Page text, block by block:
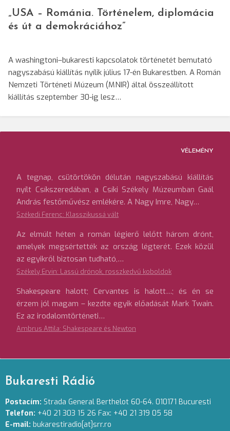
„USA – Románia. Történelem, diplomácia
és út a demokráciához”
A washingtoni–bukaresti kapcsolatok történetét bemutató
nagyszabású kiállítás nyílik július 17-én Bukarestben. A Román
Nemzeti Történeti Múzeum (MNIR) által összeállított
kiállítás szeptember 30-ig lesz…
VÉLEMÉNY
A tegnap, csütörtökön délután nagyszabású kiállítás
nyílt Csíkszeredában, a Csíki Székely Múzeumban Gaál
András festőművész emlékére. A Nagy Imre, Nagy…
Székedi Ferenc: Klasszikussá vált
Az elmúlt héten a román légierő lelőtt három drónt,
amelyek megsértették az ország légterét. Ezek közül
az egyikről biztosan tudható,…
Székely Ervin: Lassú drónok, rosszkedvű koboldok
Shakespeare halott; Cervantes is halott…; és én se
érzem jól magam – kezdte egyik előadását Mark Twain.
Ez az irodalomtörténeti…
Ambrus Attila: Shakespeare és Newton
Bukaresti Rádió
Postacím: Strada General Berthelot 60-64. 010171 Bucuresti
Telefon: +40 21 303 15 26 Fax: +40 21 319 05 58
E-mail: bukarestiradio[at]srr.ro